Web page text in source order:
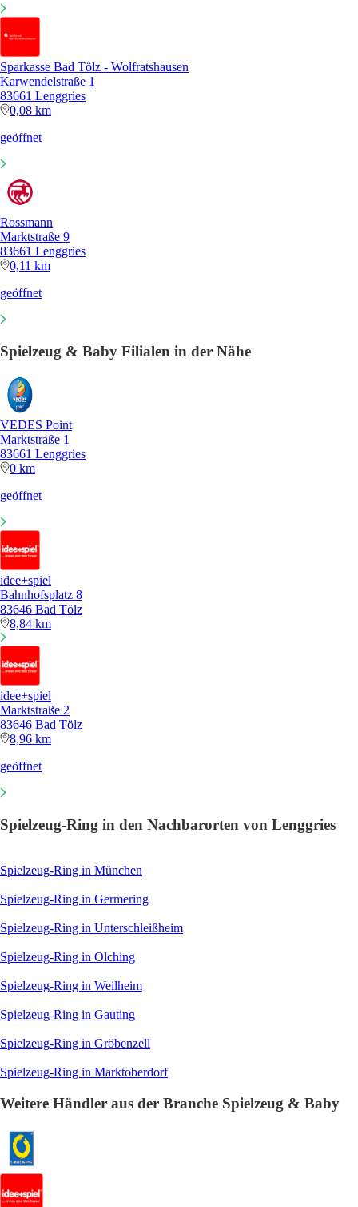
Sparkasse Bad Tölz - Wolfratshausen
Karwendelstraße 1
83661 Lenggries
0,08 km
geöffnet
Rossmann
Marktstraße 9
83661 Lenggries
0,11 km
geöffnet
Spielzeug & Baby Filialen in der Nähe
VEDES Point
Marktstraße 1
83661 Lenggries
0 km
geöffnet
idee+spiel
Bahnhofsplatz 8
83646 Bad Tölz
8,84 km
idee+spiel
Marktstraße 2
83646 Bad Tölz
8,96 km
geöffnet
Spielzeug-Ring in den Nachbarorten von Lenggries
Spielzeug-Ring in München
Spielzeug-Ring in Germering
Spielzeug-Ring in Unterschleißheim
Spielzeug-Ring in Olching
Spielzeug-Ring in Weilheim
Spielzeug-Ring in Gauting
Spielzeug-Ring in Gröbenzell
Spielzeug-Ring in Marktoberdorf
Weitere Händler aus der Branche Spielzeug & Baby